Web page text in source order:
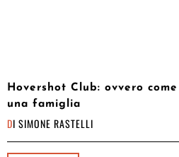
Hovershot Club: ovvero
una famiglia
DI SIMONE RASTELLI